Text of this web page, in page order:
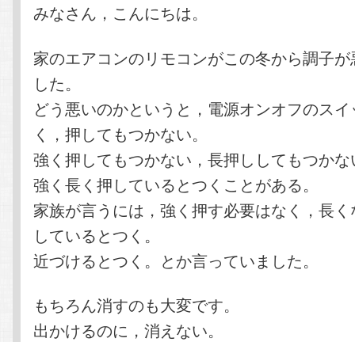
みなさん，こんにちは。
家のエアコンのリモコンがこの冬から調子
した。
どう悪いのかというと，電源オンオフのス
く，押してもつかない。
強く押してもつかない，長押ししてもつかな
強く長く押しているとつくことがある。
家族が言うには，強く押す必要はなく，長
しているとつく。
近づけるとつく。とか言っていました。
もちろん消すのも大変です。
出かけるのに，消えない。